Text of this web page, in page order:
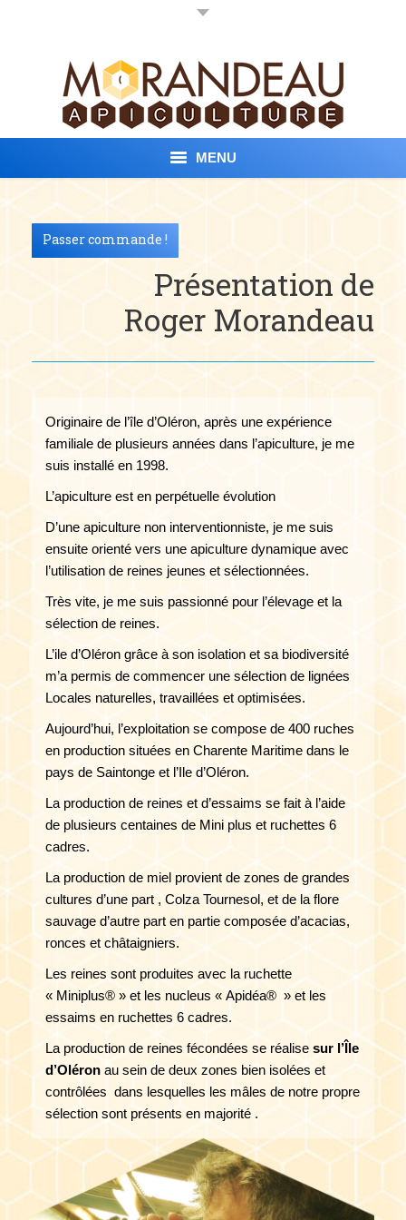
MENU
Nos Produits
Conditions de vente
Passer commande !
Présentation de
Roger Morandeau
Originaire de l’île d’Oléron, après une expérience
familiale de plusieurs années dans l’apiculture, je me
suis installé en 1998.
L’apiculture est en perpétuelle évolution
D’une apiculture non interventionniste, je me suis
ensuite orienté vers une apiculture dynamique avec
l’utilisation de reines jeunes et sélectionnées.
Très vite, je me suis passionné pour l’élevage et la
sélection de reines.
L’ile d’Oléron grâce à son isolation et sa biodiversité
m’a permis de commencer une sélection de lignées
Locales naturelles, travaillées et optimisées.
Aujourd’hui, l’exploitation se compose de 400 ruches
en production situées en Charente Maritime dans le
pays de Saintonge et l’Ile d’Oléron.
La production de reines et d’essaims se fait à l’aide
de plusieurs centaines de Mini plus et ruchettes 6
cadres.
La production de miel provient de zones de grandes
cultures d’une part , Colza Tournesol, et de la flore
sauvage d’autre part en partie composée d’acacias,
ronces et châtaigniers.
Les reines sont produites avec la ruchette
« Miniplus® » et les nucleus « Apidéa® » et les
essaims en ruchettes 6 cadres.
La production de reines fécondées se réalise sur l’Île
d’Oléron au sein de deux zones bien isolées et
contrôlées dans lesquelles les mâles de notre propre
sélection sont présents en majorité .